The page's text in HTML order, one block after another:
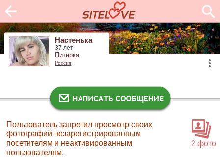
Настенька
37 лет
Питерка
Россия
2 фото
Пользователь запретил просмотр своих
фотографий незарегистрированным
посетителям и неактивированным
пользователям.